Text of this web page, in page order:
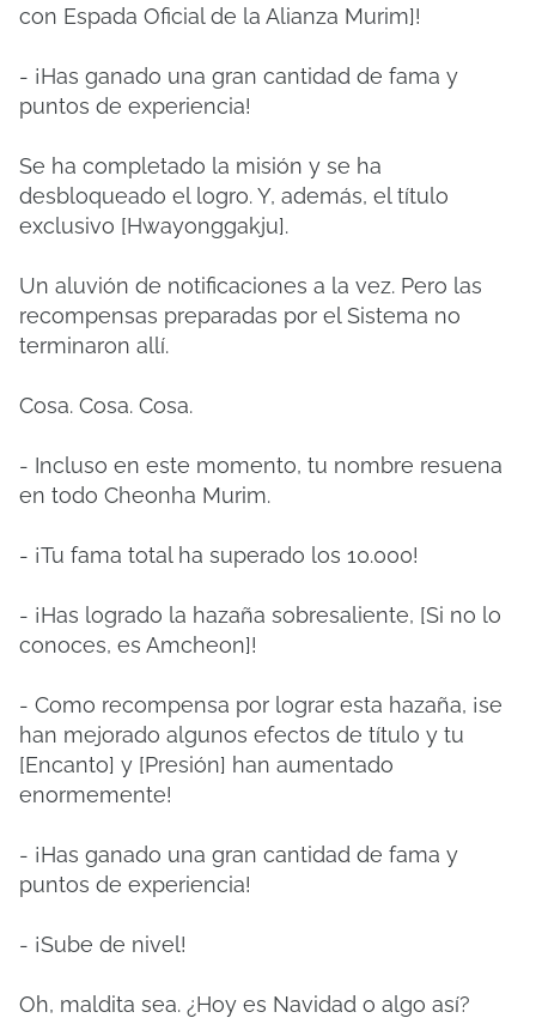
con Espada Oficial de la Alianza Murim]!
- ¡Has ganado una gran cantidad de fama y
puntos de experiencia!
Se ha completado la misión y se ha
desbloqueado el logro. Y, además, el título
exclusivo [Hwayonggakju].
Un aluvión de notificaciones a la vez. Pero las
recompensas preparadas por el Sistema no
terminaron allí.
Cosa. Cosa. Cosa.
- Incluso en este momento, tu nombre resuena
en todo Cheonha Murim.
- ¡Tu fama total ha superado los 10.000!
- ¡Has logrado la hazaña sobresaliente, [Si no lo
conoces, es Amcheon]!
- Como recompensa por lograr esta hazaña, ¡se
han mejorado algunos efectos de título y tu
[Encanto] y [Presión] han aumentado
enormemente!
- ¡Has ganado una gran cantidad de fama y
puntos de experiencia!
- ¡Sube de nivel!
Oh, maldita sea. ¿Hoy es Navidad o algo así?